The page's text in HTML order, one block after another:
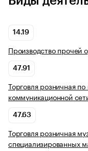
14.19
Производство прочей
47.91
Торговля розничная
коммуникационной
47.63
Торговля розничная
специализированных